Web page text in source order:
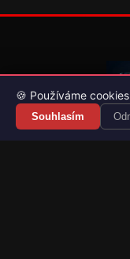
Váš průvodce
🍪 Používáme
Souhlasím